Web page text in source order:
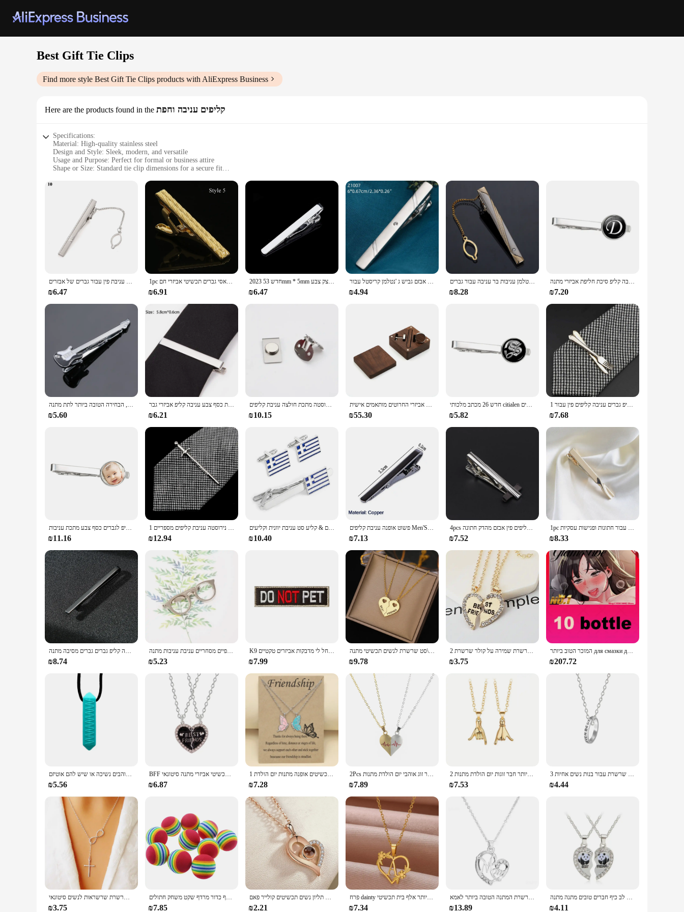
Best Gift Tie Clips
Find more style Best Gift Tie Clips products with AliExpress Business
Here are the products found in the קליפים עניבה וחפת
Specifications:
Material: High-quality stainless steel
Design and Style: Sleek, modern, and versatile
Usage and Purpose: Perfect for formal or business attire
Shape or Size: Standard tie clip dimensions for a secure fit
Parts and Accessories: Includes a set of tie clips, ideal for gifting
**Elegant Design and Durability**
The Best Gift Tie Clips are not just any ordinary accessory; they are a testament to style and durability. Crafted from premium stainless steel, these tie clips are designed to withstand the rigors of daily
wear while maintaining their lustrous finish. The sleek, modern design makes them a versatile addition to any wardrobe, whether for formal events or business settings. The standard dimensions ensure
a secure fit, keeping your tie in place without compromising its movement.
**Perfect for Gifting**
These tie clips are not just functional; they are also a thoughtful gift. The sets come neatly packaged, making them ready for giving. Whether it's for a wedding, anniversary, or a corporate event, these
tie clips are an excellent choice for those who appreciate the finer details of their attire. The wholesale and vendor options make them an attractive choice for retailers looking to offer a high-quality,
stylish accessory to their customers.
**Versatile and Practical**
meetings to weddings, and can be worn by both men and women. The tie clips' durability and resistance to tarnish ensure that they maintain their shine and functionality over time. With these tie clips,
you can elevate your style without compromising on quality or practicality.
חדש מתכת כסף צבע עניבת קליפ גברים חתונה עניבה עניבת אבזם קליפ קשרי אדון בר קריסטל עניבת פין עבור גברים של אבזרים
₪6.47
1pc גברים של קצר עניבת קליפ פשוט סגנון פין אבזם עלה זהב צבע זכר עסקי עניבה קליפ קלאסי גברים תכשיטי אביזרי חם
₪6.91
2023 חדש 53mm * 5mm גברים נירוסטה עניבת קליפ בר סיכת אבזם שיק אופנה מוצק צבע Slim צווארון שימושי צוואר עניבת פין
₪6.47
עניבה קליפים לגברים עניבות אבזם גביש ג 'נטלמן קריסטל עבור mens מתנה
₪4.94
קליפ עניבה זהב חדש בצבע זהב עם שרשרת לגברים חתונת עניבת אבזם ג 'נטלמן עניבות בר עניבה עבור גברים
₪8.28
אופנה 26 אותיות האלפבית זכוכית קרושון עניבת קליפים אישיות שם אותיות תכשיטי גברים עניבה קליפ סיכת חליפת אביזרי מתנה
₪7.20
קליפ עניבה גיטרה באיכות גבוהה עבור גברים של עניבה בגדים עניבה, הבחירה הטובה ביותר לתת מתנה
₪5.60
חדש עניבת קליפים עבור גברים של מתכת עניבה בר שמלת חולצות עניבת פין לחתונה טקס מתכת כסף צבע עניבה קליפ אביזרי גבר
₪6.21
מגנטי בלתי נראה עניבת קליפ באופן אוטומטי קבוע נירוסטה מתכת חולצה עניבת קליפים Creative תכשיטי גברים אביזרי מתנות
₪10.15
אביזרי החרוטים מותאמים אישית groom מתנה תיבת אגוז מתנה, מסיבת כלה, pidal cufflinks, קליפ עניבה
₪55.30
חדש 26 מכתב מלכותי citialen עניבת קליפ גברים שם אופנה עניבה עניבה עניבה קישוט אביזרים סיטונאיים לחברים
₪5.82
1 חתיכה כרום נירוסטה משקפיים רכב מטוס מזלג כפית צורת מתכת עניבת קליפ גברים עניבה קליפים פין עבור Mens מתנה
₪7.68
תמונה אישית טקסט לוגו זכוכית כיפה עניבה קליפ לגברים כסף צבע מתכת עניבות clamp אבא בעלה אישית מתנות
₪11.16
1 חתיכה כרום נירוסטה עניבת קליפים מספריים Ax רכב ינשוף חרב פטיש צורת מתכת עניבת קליפ גברים עניבה קליפים פין עבור Mens מתנה
₪12.94
דגל כחול לבן של אפור, קמצוקים & קליע סט עניבת יוונית וקליעים
₪10.40
פשוט אופנה עניבת קליפים Men'S מתכת עניבה יומי עסקים חתונה טקס עניבת קליפ פין גברים מסיבת תכשיטי אביזרי מתנה
₪7.13
4pcs גברים של מתכת עניבת קליפ עם תיבת בהיר כרום נירוסטה תכשיטי עניבה קליפים פין אבזם מהדק חתונה creative מתנות
₪7.52
1pc גברים עניבת עניבה מסוגנן ועמיד לחדרות-מושלם עבור חתונות ופגישות עסקיות
₪8.33
אופנה פשוט עניבה אופנה קליפים עניבה יומיומי טקס חתונה עניבה קליפ גברים גברים מסיבה מתנה
₪8.74
עניבה שחורה מזדמנים עניבה אישיות משקפיים צורה מתכת אבזם עניבה גברים משקפיים מסחריים עניבת עניבות מתנה
₪5.23
K9 צבא כלב רקמה הצלה תגים כלב כלב כלב כלב כלב האפוד החבר הכי טוב לא לחל לי מדבקות אביזרים טקטיים
₪7.99
נירוסטה שרשראות רומנטי לב החברים הכי טוב חבר ידידות תליוני 2 יח'\סט שרשרת לנשים תכשיטי מתנה
₪9.78
2 יח'\סט אנגלית האהבה קישוטי סגסוגת הטובה ביותר אופנה תליון לב חברים חברים טובים שרשרת שמירה על קולר שרשרת
₪3.75
המוכר הטוב ביותר для смазки для казка סיכה סיכה
₪207.72
שרשרת לעיסה חושית הטובה ביותר לילדים או מבוגרים שאוהבים נשיכה או שיש להם אוטיזם
₪5.56
BFF מכתב לב שרשרת גברים ונשים אופנה הטוב ביותר חבר מתכת תליון ידידות תכשיטי אביזרי מתנה סיטונאי
₪6.87
1 זוגות הכי טוב פרפר חבר שרשראות עבור 2 בנות מאהב כמה שרשרת אופנה מרחק ארוך תכשיטים אופנה מתנות יום הולדת
₪7.28
2Pcs הטוב ביותר חברים שרשראות לב בצורת נירוסטה ידידות אק"ג תליון שרשרת קולר עבור זוג אוהבי יום הולדת מתנות
₪7.89
2 יח'\סט למשוך וו ידיים זוג שרשרת פינקי נשבע הבטחת אהבת חיבוק שרשרת שרשרת עבור הטובה ביותר חבר זוגות יום הולדת מתנות
₪7.53
3 יח'\סט הטוב ביותר חברים לנצח שרשראות עגול פשוט תליון שרשרת עבור בנות נשים אחיות BFF ידידות תכשיטי 2023
₪4.44
ייחודי תכשיטים אינפיניטי 8 קצת מינימליסטי מזל צלב תליון שרשרת החבר הכי טוב שרשרת שרשראות לנשים סיטונאי
₪3.75
חתול צעצוע כדורים אינטראקטיביים עבור חתולים מקורה הטוב ביותר מתנה האהובה חתלתול קצף כדור מרדף שקט משחק חתולים sorie supie
₪7.85
מכתב הקרנה שרשרת 100 שפות אני אוהב אותך שרשרת תליון נשים תכשיטים קולייר פאם bijoux מתנות
₪2.21
פרח dainty צבע זהב ראשי תיבות שרשרת נשים בנות נירוסטה מכתב לב צ 'קר שרשרת מתנות הטובה ביותר אלף בית תכשיטי
₪7.34
מכתב שרשרת אמא של אמא צורה לב משובץ קריסטל קסמי תליון שרשרת המתנה הטובה ביותר לאמא
₪13.89
רומנטי חברים טובים, דבש אהבה זוג תליון שרשרת 2 יח'\סט קשת לב שבור לב כיף חברים טובים מתנה מתנה
₪4.11